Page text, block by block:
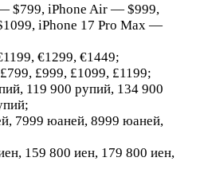
$799, iPhone Air — $999,
iPhone 17 Pro Max —
€1299, €1449;
£999, £1099, £1199;
119 900 рупий, 134 900
7999 юаней, 8999 юаней,
159 800 иен, 179 800 иен,